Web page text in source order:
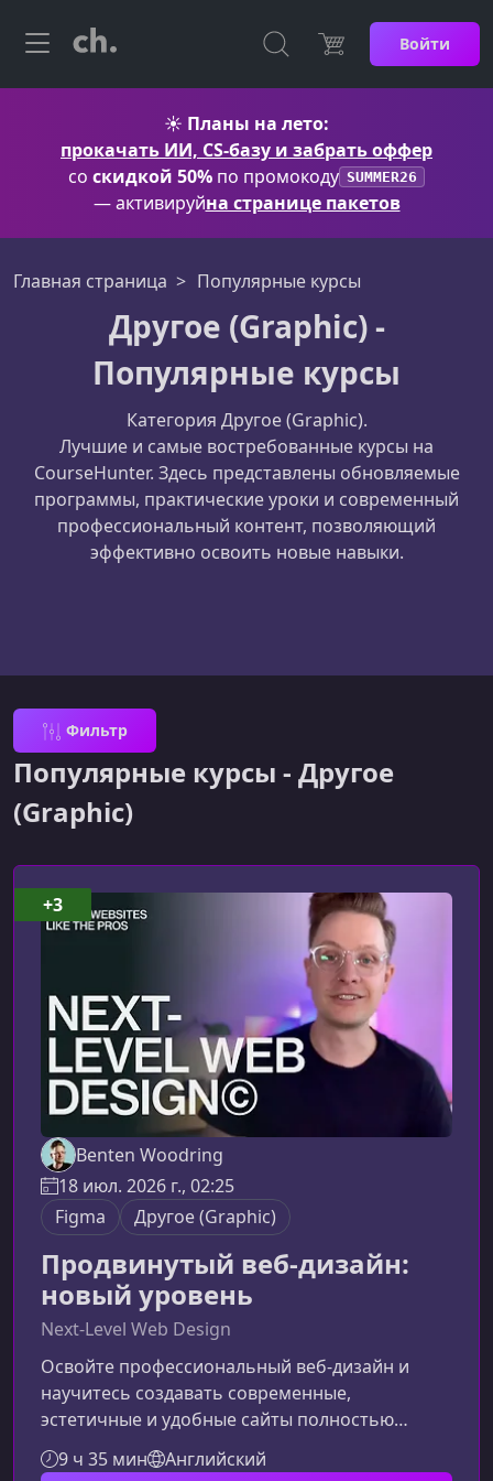
Войти
☀️ Планы на лето:
прокачать ИИ, CS-базу и забрать оффер
со скидкой 50% по промокоду SUMMER26
— активируйна странице пакетов
Главная страница Популярные курсы
Другое (Graphic) -
Популярные курсы
Категория Другое (Graphic).
Лучшие и самые востребованные курсы на
CourseHunter. Здесь представлены обновляемые
программы, практические уроки и современный
профессиональный контент, позволяющий
эффективно освоить новые навыки.
Фильтр
Популярные курсы - Другое
(Graphic)
Benten Woodring
18 июл. 2026 г., 02:25
Figma
Другое (Graphic)
Продвинутый веб-дизайн:
новый уровень
Next-Level Web Design
Освойте профессиональный веб-дизайн и
научитесь создавать современные,
эстетичные и удобные сайты полностью
самостоятельно. Курс помогает быстро
прокачать навыки, собрать портфолио и
9 ч 35 мин Английский
+3